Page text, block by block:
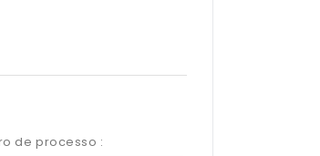
de processo :